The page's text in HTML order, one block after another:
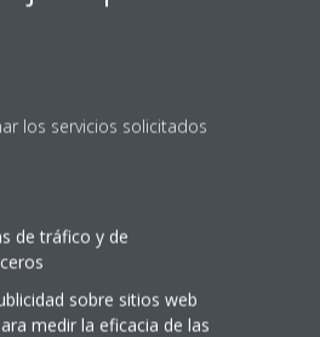
los servicios solicitados
de tráfico y de
sobre sitios web
medir la eficacia de las